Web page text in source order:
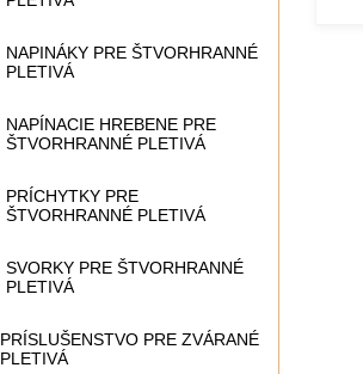
NAPINÁKY PRE ŠTVORHRANNÉ
PLETIVÁ
NAPÍNACIE HREBENE PRE
ŠTVORHRANNÉ PLETIVÁ
PRÍCHYTKY PRE
ŠTVORHRANNÉ PLETIVÁ
SVORKY PRE ŠTVORHRANNÉ
PLETIVÁ
PRÍSLUŠENSTVO PRE ZVÁRANÉ
PLETIVÁ